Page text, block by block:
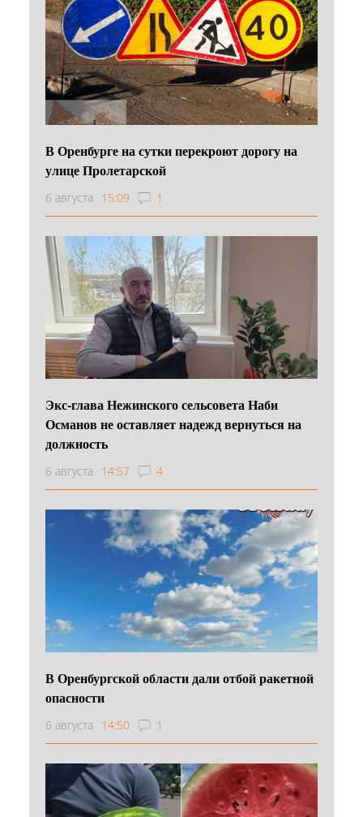
В Оренбурге на сутки перекроют дорогу на
улице Пролетарской
6 августа 15:09 1
Экс-глава Нежинского сельсовета Наби
Османов не оставляет надежд вернуться на
должность
6 августа 14:57 4
В Оренбургской области дали отбой ракетной
опасности
6 августа 14:50 1